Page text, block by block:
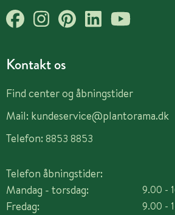
Kontakt os
Find center og åbningstider
Mail: kundeservice@plantorama.dk
Telefon: 8853 8853
Telefon åbningstider:
Mandag - torsdag:
Fredag:
9.00 -
9.00 -